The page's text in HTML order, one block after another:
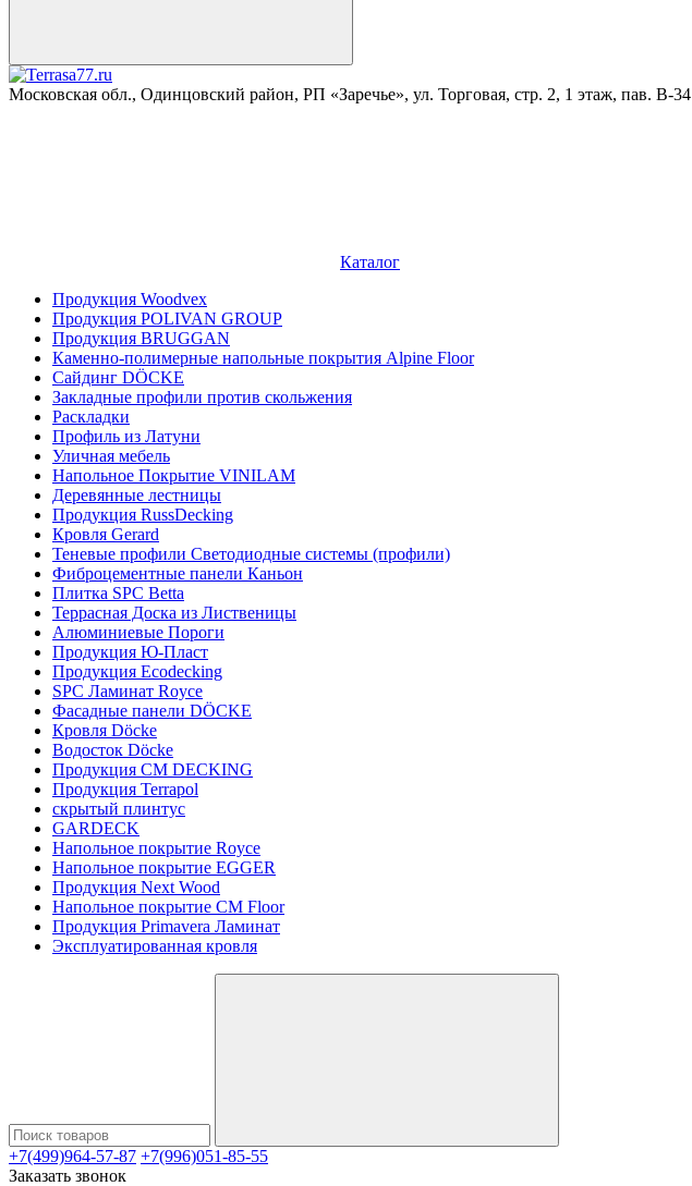
Московская обл., Одинцовский район, РП «Заречье», ул. Торговая, стр. 2, 1 этаж, пав. B-34
Каталог
Продукция Woodvex
Продукция POLIVAN GROUP
Продукция BRUGGAN
Каменно-полимерные напольные покрытия Alpine Floor
Сайдинг DÖCKE
Закладные профили против скольжения
Раскладки
Профиль из Латуни
Уличная мебель
Напольное Покрытие VINILAM
Деревянные лестницы
Продукция RussDecking
Кровля Gerard
Теневые профили Светодиодные системы (профили)
Фиброцементные панели Каньон
Плитка SPC Betta
Террасная Доска из Лиственицы
Алюминиевые Пороги
Продукция Ю-Пласт
Продукция Ecodecking
SPC Ламинат Royce
Фасадные панели DÖCKE
Кровля Döcke
Водосток Döcke
Продукция CM DECKING
Продукция Terrapol
скрытый плинтус
GARDECK
Напольное покрытие Royce
Напольное покрытие EGGER
Продукция Next Wood
Напольное покрытие CM Floor
Продукция Primavera Ламинат
Эксплуатированная кровля
+7(499)964-57-87 +7(996)051-85-55
Заказать звонок